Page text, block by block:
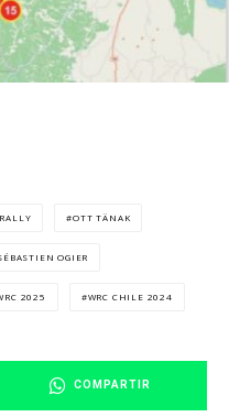
OTT TÄNAK
OGIER
2025 WRC CHILE 2024
COMPARTIR